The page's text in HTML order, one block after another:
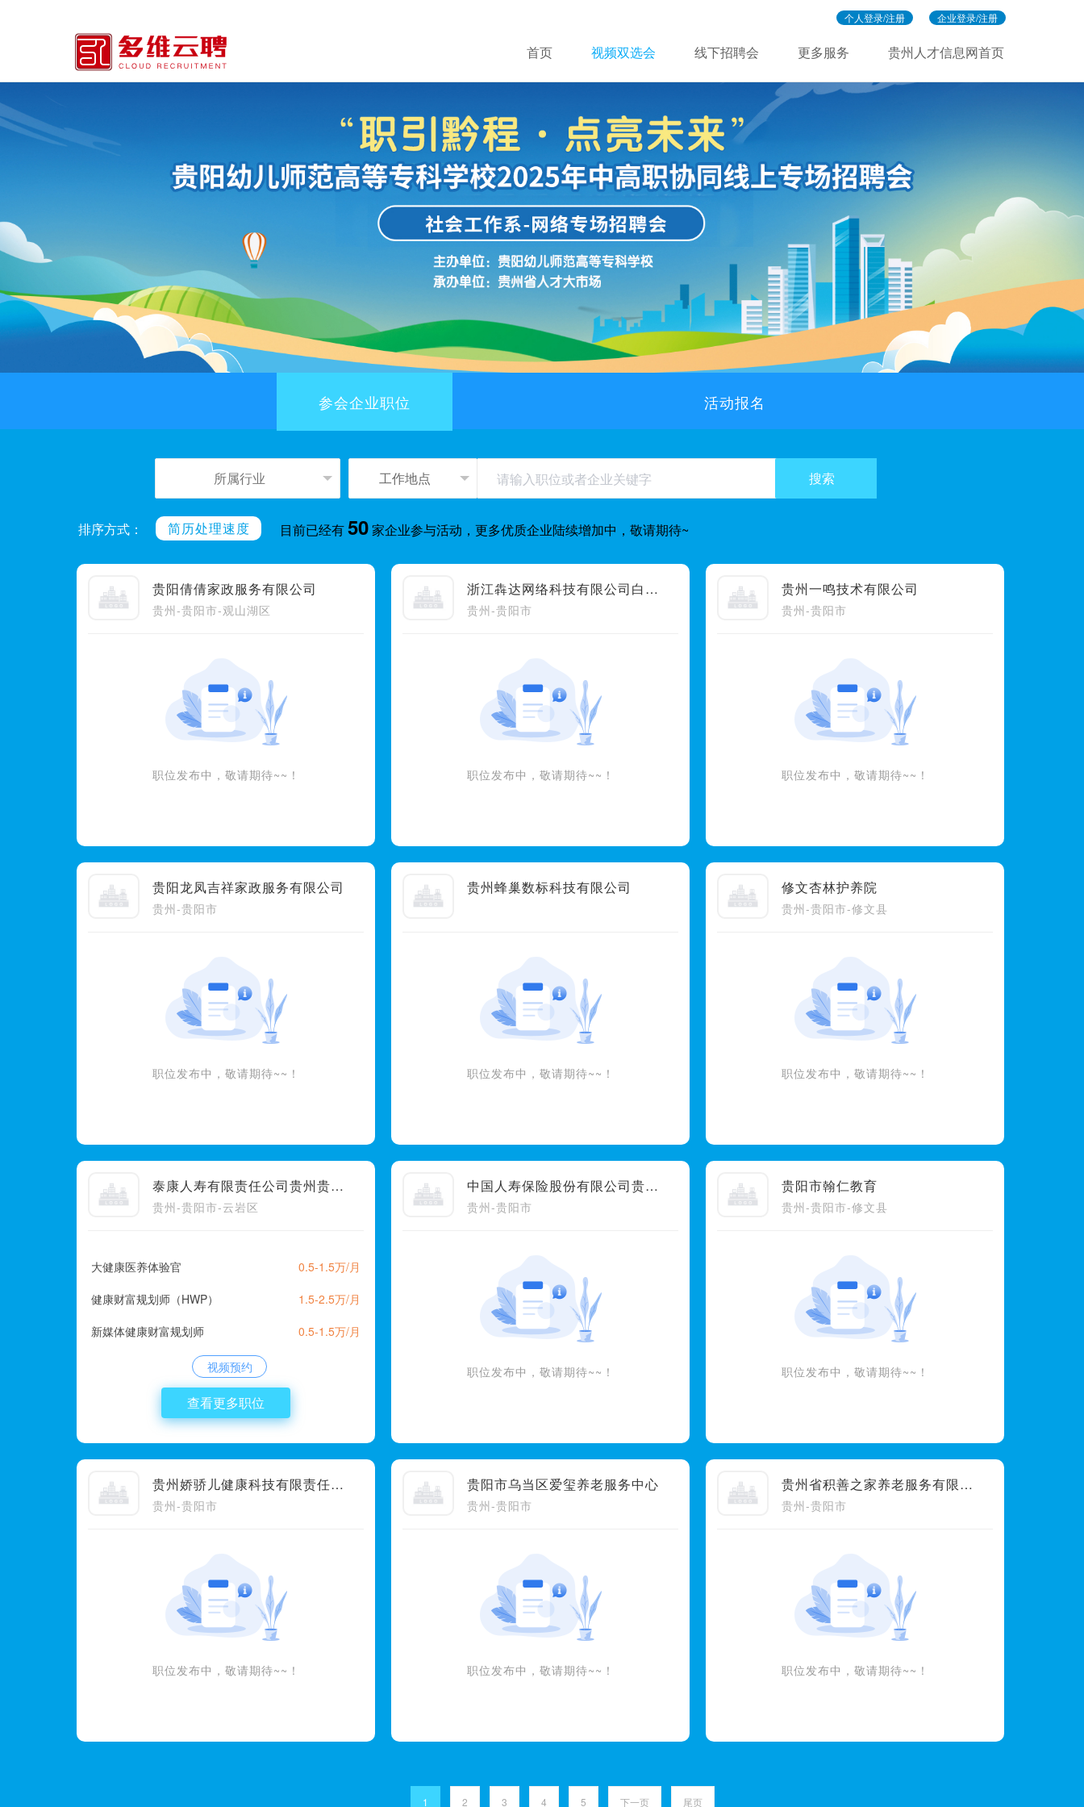
个人登录/注册 企业登录/注册
首页 视频双选会 线下招聘会 更多服务 贵州人才信息网首页
参会企业职位 活动报名
排序方式： 简历处理速度 目前已经有50家企业参与活动，更多优质企业陆续增加中，敬请期待~
贵阳倩倩家政服务有限公司
贵州-贵阳市-观山湖区
职位发布中，敬请期待~~！
浙江犇达网络科技有限公司白云区分公司
贵州-贵阳市
职位发布中，敬请期待~~！
贵州一鸣技术有限公司
贵州-贵阳市
职位发布中，敬请期待~~！
贵阳龙凤吉祥家政服务有限公司
贵州-贵阳市
职位发布中，敬请期待~~！
贵州蜂巢数标科技有限公司
职位发布中，敬请期待~~！
修文杏林护养院
贵州-贵阳市-修文县
职位发布中，敬请期待~~！
泰康人寿有限责任公司贵州贵阳本部营销邓益森部欧阳至展组
贵州-贵阳市-云岩区
大健康医养体验官
0.5-1.5万/月
健康财富规划师（HWP）
1.5-2.5万/月
新媒体健康财富规划师
0.5-1.5万/月
视频预约
查看更多职位
中国人寿保险股份有限公司贵阳市乌当支公司
贵州-贵阳市
职位发布中，敬请期待~~！
贵阳市翰仁教育
贵州-贵阳市-修文县
职位发布中，敬请期待~~！
贵州娇骄儿健康科技有限责任公司
贵州-贵阳市
职位发布中，敬请期待~~！
贵阳市乌当区爱玺养老服务中心
贵州-贵阳市
职位发布中，敬请期待~~！
贵州省积善之家养老服务有限公司
贵州-贵阳市
职位发布中，敬请期待~~！
1 2 3 4 5 下一页 尾页